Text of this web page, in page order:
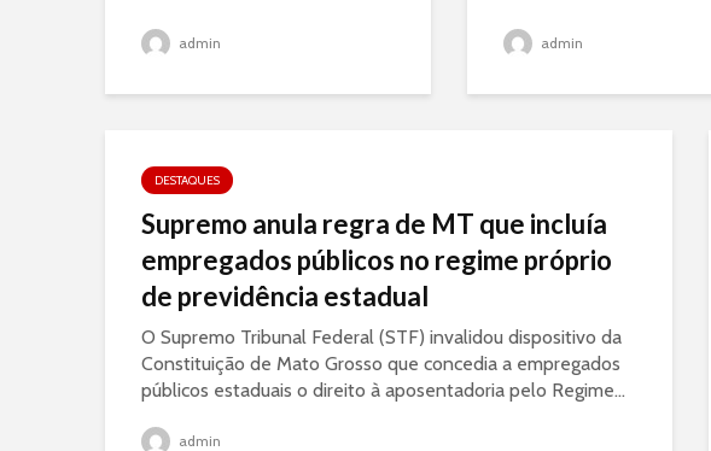
admin admin
DESTAQUES
Supremo anula regra de MT que incluía
empregados públicos no regime próprio
de previdência estadual
O Supremo Tribunal Federal (STF) invalidou dispositivo da
Constituição de Mato Grosso que concedia a empregados
públicos estaduais o direito à aposentadoria pelo Regime...
admin